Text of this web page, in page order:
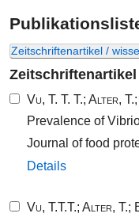
Zeitschriftenartikel /
Vu, T. T. T.; Alter, T.;
Prevalence of
Journal of food
Details
Vu, T.T.T.; Alter, T.;